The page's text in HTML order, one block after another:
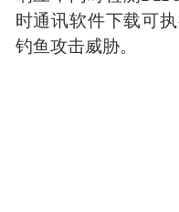
时通讯软件下载可
钓鱼攻击威胁。